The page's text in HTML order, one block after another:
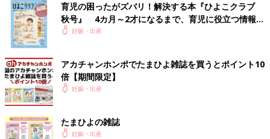
育児の困ったがズバリ！解決する本『ひよこクラブ
秋号』 4カ月～2才になるまで、育児に役立つ情報が
いっぱい！
妊娠・出産
アカチャンホンポでたまひよ雑誌を買うとポイント10
倍【期間限定】
妊娠・出産
たまひよの雑誌
妊娠・出産